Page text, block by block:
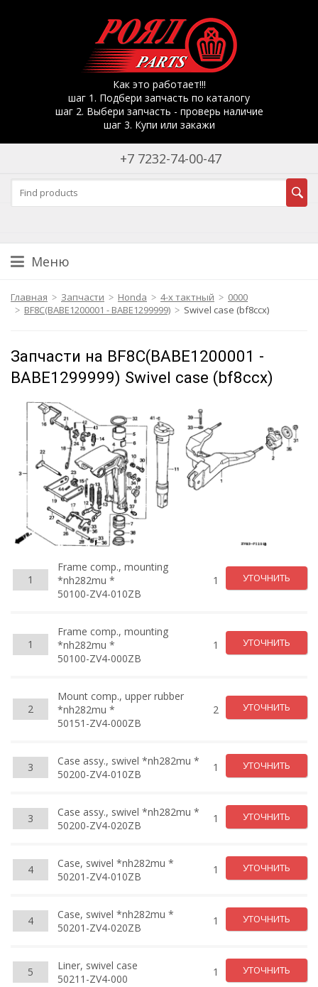
Как это работает!!!
шаг 1. Подбери запчасть по каталогу
шаг 2. Выбери запчасть - проверь наличие
шаг 3. Купи или закажи
+7 7232-74-00-47
Меню
Главная Запчасти Honda 4-х тактный
0000
BF8C(BABE1200001 - BABE1299999)
Swivel case (bf8ccx)
Запчасти на BF8C(BABE1200001 -
BABE1299999) Swivel case (bf8ccx)
1
Frame comp., mounting
*nh282mu *
50100-ZV4-010ZB
1 УТОЧНИТЬ
1
Frame comp., mounting
*nh282mu *
50100-ZV4-000ZB
1 УТОЧНИТЬ
2
Mount comp., upper rubber
*nh282mu *
50151-ZV4-000ZB
2 УТОЧНИТЬ
3
Case assy., swivel *nh282mu *
50200-ZV4-010ZB
1 УТОЧНИТЬ
3
Case assy., swivel *nh282mu *
50200-ZV4-020ZB
1 УТОЧНИТЬ
4
Case, swivel *nh282mu *
50201-ZV4-010ZB
1 УТОЧНИТЬ
4
Case, swivel *nh282mu *
50201-ZV4-020ZB
1 УТОЧНИТЬ
5
Liner, swivel case
50211-ZV4-000
1 УТОЧНИТЬ